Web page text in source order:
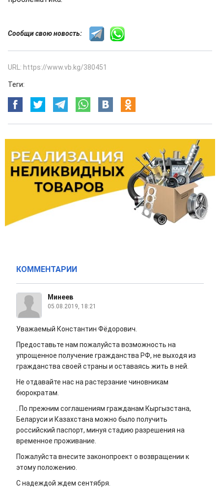
Сообщи свою новость:
URL: https://www.vb.kg/380451
Теги:
КОММЕНТАРИИ
Минеев
05.08.2019, 18:21
Уважаемый Константин Фёдорович.
Предоставьте нам пожалуйста возможность на
упрощенное получение гражданства РФ, не выходя из
гражданства своей страны и оставаясь жить в ней.
Не отдавайте нас на растерзание чиновникам
бюрократам.
. По прежним соглашениям гражданам Кыргызстана,
Беларуси и Казахстана можно было получить
российский паспорт, минуя стадию разрешения на
временное проживание.
Пожалуйста внесите законопроект о возвращении к
этому положению.
С надеждой ждем сентября.